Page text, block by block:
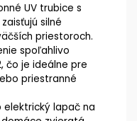
UV trubice s
silné
priestoroch.
spoľahlivo
čo je ideálne pre
priestranné
elektrický lapač na